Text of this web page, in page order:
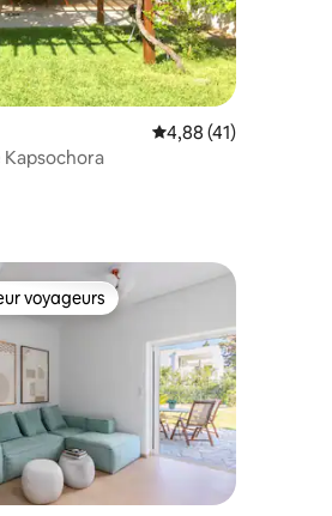
la base de 4 commentaires : 5 sur 5
Évaluation moyenne
4,88 (41)
Kapsochora
voyageurs
voyageurs